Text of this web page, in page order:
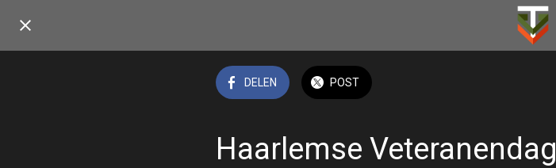
DELEN POST
Haarlemse Veteranendag